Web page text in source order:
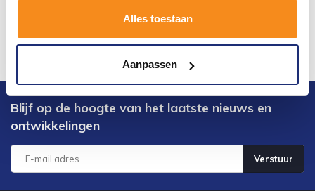
Alles toestaan
Aanpassen
Blijf op de hoogte van het laatste nieuws en
ontwikkelingen
Verstuur